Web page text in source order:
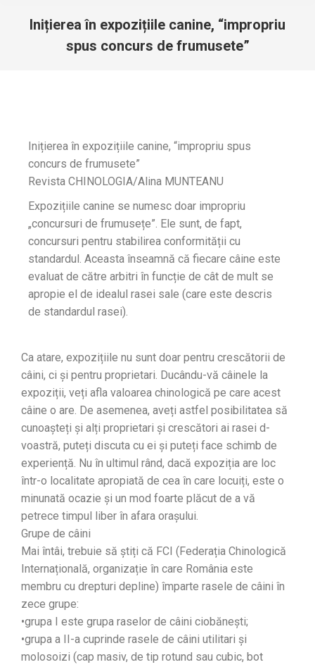
Inițierea în expozițiile canine, “impropriu
spus concurs de frumusete”
Inițierea în expozițiile canine, “impropriu spus
concurs de frumusete”
Revista CHINOLOGIA/Alina MUNTEANU
Expozițiile canine se numesc doar impropriu
„concursuri de frumusețe”. Ele sunt, de fapt,
concursuri pentru stabilirea conformității cu
standardul. Aceasta înseamnă că fiecare câine este
evaluat de către arbitri în funcție de cât de mult se
apropie el de idealul rasei sale (care este descris
de standardul rasei).
Ca atare, expozițiile nu sunt doar pentru crescătorii de
câini, ci și pentru proprietari. Ducându-vă câinele la
expoziții, veți afla valoarea chinologică pe care acest
câine o are. De asemenea, aveți astfel posibilitatea să
cunoașteți și alți proprietari și crescători ai rasei d-
voastră, puteți discuta cu ei și puteți face schimb de
experiență. Nu în ultimul rând, dacă expoziția are loc
într-o localitate apropiată de cea în care locuiți, este o
minunată ocazie și un mod foarte plăcut de a vă
petrece timpul liber în afara orașului.
Grupe de câini
Mai întâi, trebuie să știți că FCI (Federația Chinologică
Internațională, organizație în care România este
membru cu drepturi depline) împarte rasele de câini în
zece grupe:
•grupa I este grupa raselor de câini ciobănești;
•grupa a II-a cuprinde rasele de câini utilitari și
molosoizi (cap masiv, de tip rotund sau cubic, bot